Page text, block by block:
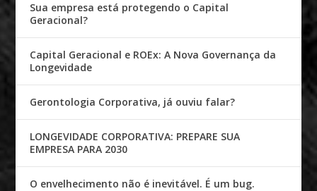
Sua empresa está protegendo o Capital
Geracional?
Capital Geracional e ROEx: A Nova Governança da
Longevidade
Gerontologia Corporativa, já ouviu falar?
LONGEVIDADE CORPORATIVA: PREPARE SUA
EMPRESA PARA 2030
O envelhecimento não é inevitável. É um bug.